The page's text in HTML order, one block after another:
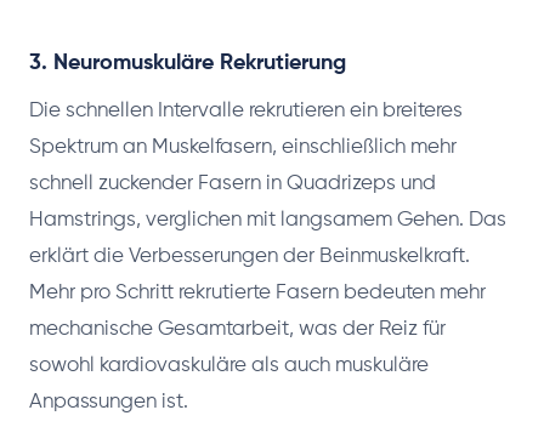
3. Neuromuskuläre Rekrutierung
Die schnellen Intervalle rekrutieren ein breiteres
Spektrum an Muskelfasern, einschließlich mehr
schnell zuckender Fasern in Quadrizeps und
Hamstrings, verglichen mit langsamem Gehen. Das
erklärt die Verbesserungen der Beinmuskelkraft.
Mehr pro Schritt rekrutierte Fasern bedeuten mehr
mechanische Gesamtarbeit, was der Reiz für
sowohl kardiovaskuläre als auch muskuläre
Anpassungen ist.